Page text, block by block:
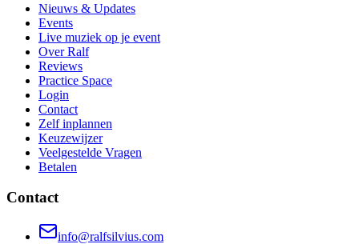
Nieuws & Updates
Events
Live muziek op je event
Over Ralf
Reviews
Practice Space
Login
Contact
Zelf inplannen
Keuzewijzer
Veelgestelde Vragen
Betalen
Contact
info@ralfsilvius.com